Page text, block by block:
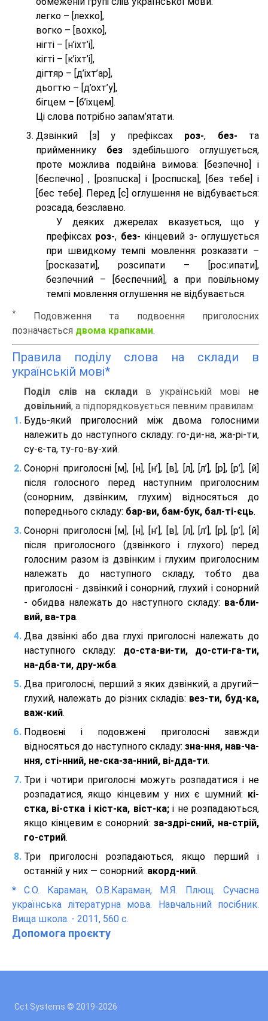
легко – [лехко],
вогко – [вохко],
нігті – [н’іхт’і],
кігті – [к’іхт’і],
дігтяр – [д’іхт’ар],
дьогтю – [д’охт’у],
бігцем – [б’іхцем].
Ці слова потрібно запам’ятати.
Дзвінкий [з] у префіксах роз-, без- та
прийменнику безздебільшого оглушується,
проте можлива подвійна вимова: [безпeчно] і
[беспeчно] , [розпuска] і [роспuска], [без тeбе] і
[бес тeбе]. Перед [с] оглушення не відбувається:
розсада, безславно.
У деяких джерелах вказується, що у
префіксах роз-, без- кінцевий з- оглушується
при швидкому темпі мовлення: розказати –
[росказати], розсипати – [роc:ипати],
безпечний – [беспечний], а при повільному
темпі мовлення оглушення не відбувається.
*
Подовження та подвоєння приголосних
позначається двома крапками.
Правила поділу слова на склади в
українській мові*
Поділ слів на складив українській мові не
довільний, а підпорядковується певним правилам:
Будь-який приголосний між двома голосними
належить до наступного складу: го-ди-на, жа-рі-ти,
су-є-та, ту-го-ву-хий.
Сонорні приголосні [м], [н], [н’], [в], [л], [л’], [р], [р’], [й]
після голосного перед наступним приголосним
(сонорним, дзвінким, глухим) відносяться до
попереднього складу: бар-ви, бам-бук, бал-ті-єць.
Сонорні приголосні [м], [н], [н’], [в], [л], [л’], [р], [р’], [й]
після приголосного (дзвінкого і глухого) перед
голосним разом із дзвінким і глухим приголосним
належать до наступного складу, тобто два
приголосні - дзвінкий і сонорний, глухий і сонорний
- обидва належать до наступного складу: ва-бли-
вий, ва-тра.
Два дзвінкі або два глухі приголосні належать до
наступного складу: до-ста-ви-ти, до-сти-га-ти,
на-дба-ти, дру-жба.
Два приголосні, перший з яких дзвінкий, а другий—
глухий, належать до різних складів: вез-ти, буд-ка,
важ-кий.
Подвоєні і подовжені приголосні завжди
відносяться до наступного складу: зна-ння, нав-ча-
ння, сті-нний, не-ска-за-нний, ві-дда-ти.
Три і чотири приголосні можуть розпадатися і не
розпадатися, якщо кінцевим у них є шумний: кі-
стка, ві-стка і кіст-ка, віст-ка;і не розпадаються,
якщо кінцевим є сонорний: за-здрі-сний, на-стрій,
го-стрий.
Три приголосні розпадаються, якщо перший і
останній у них — сонорний: акорд-ний.
* С.О. Караман, О.В.Караман, М.Я. Плющ. Сучасна
українська літературна мова. Навчальний посібник.
Вища школа. - 2011, 560 с.
Допомога проєкту
Cct.Systems © 2019-2026